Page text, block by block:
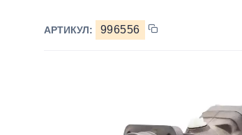
АРТИКУЛ: 996556